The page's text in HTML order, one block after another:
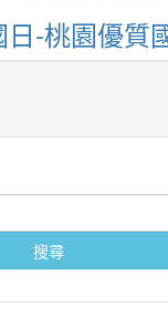
-桃園優質
搜尋